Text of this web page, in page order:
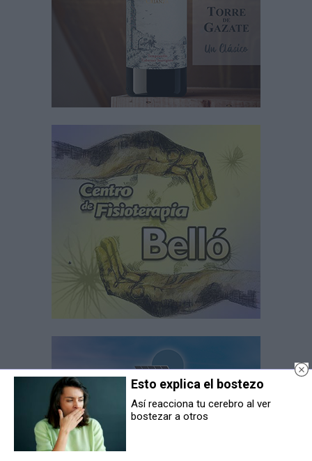
Esto explica el bostezo
Así reacciona tu cerebro al ver
bostezar a otros